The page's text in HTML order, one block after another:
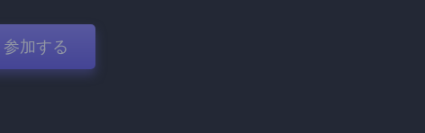
参加する